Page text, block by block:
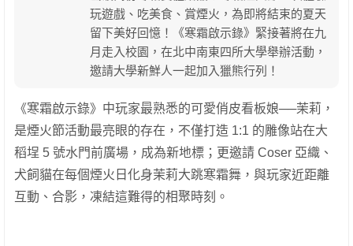
玩遊戲、吃美食、賞煙火，為即將結束的夏天
留下美好回憶！《寒霜啟示錄》緊接著將在九
月走入校園，在北中南東四所大學舉辦活動，
邀請大學新鮮人一起加入獵熊行列！
《寒霜啟示錄》中玩家最熟悉的可愛俏皮看板娘──茉莉，
是煙火節活動最亮眼的存在，不僅打造 1:1 的雕像站在大
稻埕 5 號水門前廣場，成為新地標；更邀請 Coser 亞織、
犬飼貓在每個煙火日化身茉莉大跳寒霜舞，與玩家近距離
互動、合影，凍結這難得的相聚時刻。